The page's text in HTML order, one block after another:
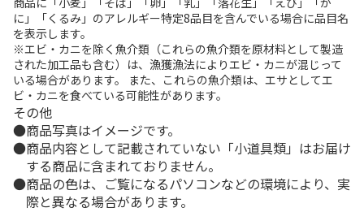
に」「くるみ」のアレルギー特定8品目を含んでいる場合に品目名
を表示します。
※エビ・カニを除く魚介類（これらの魚介類を原材料として製造
された加工品も含む）は、漁獲漁法によりエビ・カニが混じって
いる場合があります。 また、これらの魚介類は、エサとしてエ
ビ・カニを食べている可能性があります。
その他
商品写真はイメージです。
商品内容として記載されていない「小道具類」はお届け
する商品に含まれておりません。
商品の色は、ご覧になるパソコンなどの環境により、実
際と異なる場合があります。